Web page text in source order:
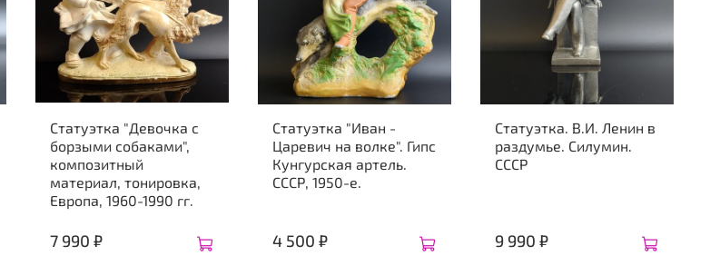
Статуэтка "Девочка с
борзыми собаками",
композитный
материал, тонировка,
Европа, 1960-1990 гг.
7 990 ₽
Статуэтка "Иван -
Царевич на волке". Гипс
Кунгурская артель.
СССР, 1950-е.
4 500 ₽
Статуэтка. В.И. Ленин в
раздумье. Силумин.
СССР
9 990 ₽